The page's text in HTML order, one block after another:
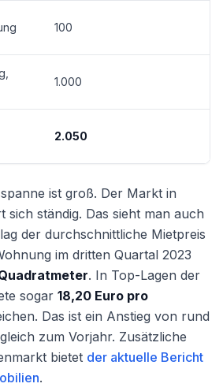
100
1.000
2.050
ist groß. Der Markt in
sich ständig. Das sieht man auch
der durchschnittliche Mietpreis
im dritten Quartal 2023
. In Top-Lagen der
sogar 18,20 Euro pro
Das ist ein Anstieg von rund
zum Vorjahr. Zusätzliche
bietet der aktuelle Bericht
.